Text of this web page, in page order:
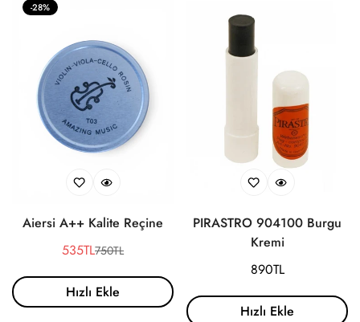
-28%
Aiersi A++ Kalite Reçine
Satış
ücreti
535TLNormal
fiyat
750TL
Hızlı Ekle
PIRASTRO 904100 Burgu
Kremi
Normal
890TL
Hızlı Ekle